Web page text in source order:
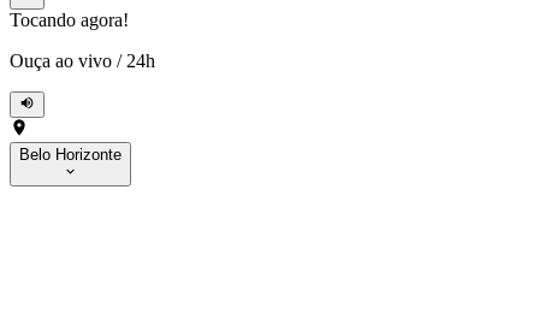
Tocando agora!
Ouça ao vivo / 24h
Belo Horizonte